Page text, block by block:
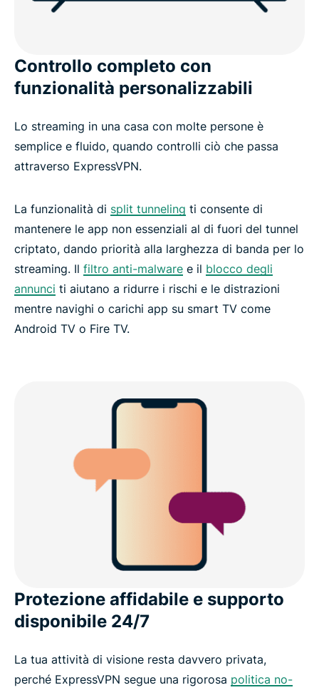
Controllo completo con
funzionalità personalizzabili
Lo streaming in una casa con molte persone è
semplice e fluido, quando controlli ciò che passa
attraverso ExpressVPN.
La funzionalità di split tunneling ti consente di
mantenere le app non essenziali al di fuori del tunnel
criptato, dando priorità alla larghezza di banda per lo
streaming. Il filtro anti-malware e il blocco degli
annunci ti aiutano a ridurre i rischi e le distrazioni
mentre navighi o carichi app su smart TV come
Android TV o Fire TV.
Protezione affidabile e supporto
disponibile 24/7
La tua attività di visione resta davvero privata,
perché ExpressVPN segue una rigorosa politica no-